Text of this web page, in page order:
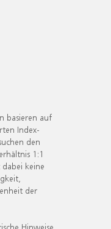
basieren auf
Index-
den
1:1
keine
der